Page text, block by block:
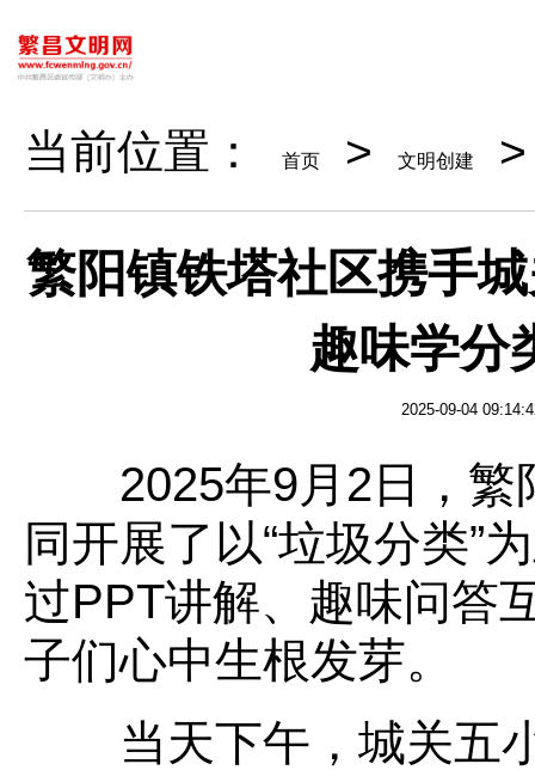
当前位置： 首页 > 文明创建
繁阳镇铁塔社区携手
趣味学分
2025-09-04
2025年9月2日
，
同开展了以“垃圾分类”
过PPT讲解、趣味问答
子们心中生根发芽。
当天下午，城关五小